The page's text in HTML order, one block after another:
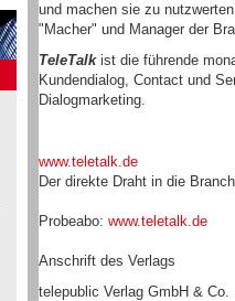
und machen sie zu
"Macher" und Manager der
TeleTalkist die führende
Kundendialog, Contact und
Dialogmarketing.
www.teletalk.de
Der direkte Draht in die
Probeabo: www.teletalk.de
Anschrift des Verlags
telepublic Verlag GmbH & Co.